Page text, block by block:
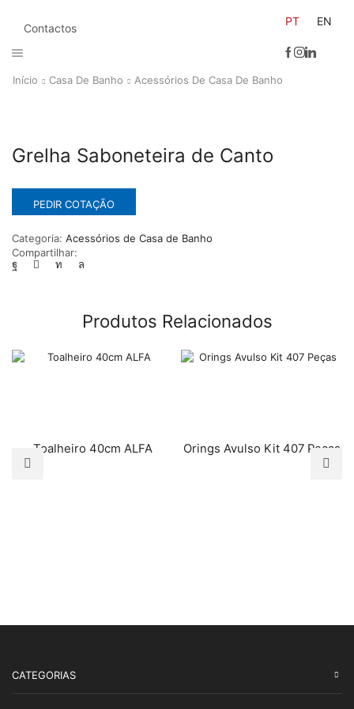
Contactos
PT EN
Início Casa De Banho Acessórios De Casa De Banho
Grelha Saboneteira de Canto
PEDIR COTAÇÃO
Categoria: Acessórios de Casa de Banho
Compartilhar:
Produtos Relacionados
Toalheiro 40cm ALFA Orings Avulso Kit 407 Peças
CATEGORIAS